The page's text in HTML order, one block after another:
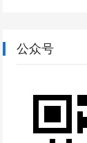
公众号